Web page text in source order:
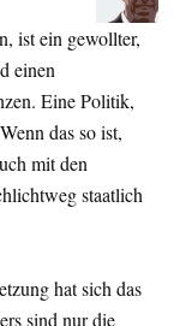
ist ein gewollter,
einen
Eine Politik,
das so ist,
mit den
staatlich
hat sich das
sind nur die